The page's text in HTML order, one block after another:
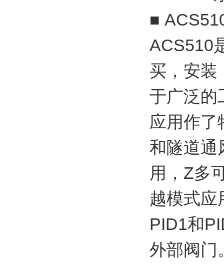
■
ACS510
买，安装
于广泛的
应用作了
和隧道通
用，Z多
越模式应
PID1和
外部阀门